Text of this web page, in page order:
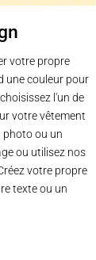
votre propre
une couleur pour
l'un de
votre vêtement
photo ou un
ou utilisez nos
votre propre
texte ou un